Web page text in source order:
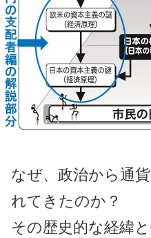
なぜ、政治から通
れてきたのか？
その歴史的な経緯